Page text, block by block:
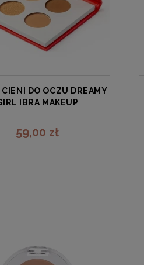
CIENI DO OCZU DREAMY
IBRA MAKEUP
IBRA
59,00 zł